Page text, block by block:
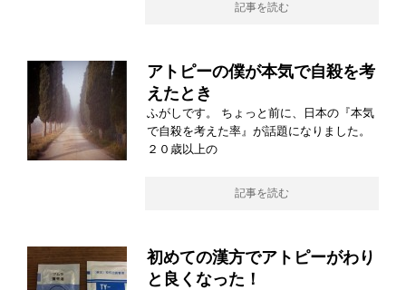
記事を読む
アトピーの僕が本気で自殺を考
えたとき
ふがしです。 ちょっと前に、日本の『本気
で自殺を考えた率』が話題になりました。
２０歳以上の
記事を読む
初めての漢方でアトピーがわり
と良くなった！